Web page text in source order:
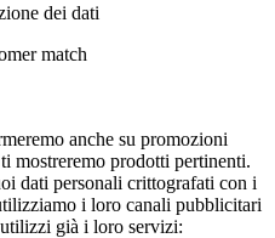
dei dati
match
anche su promozioni
mostreremo prodotti pertinenti.
dati personali crittografati con i
i loro canali pubblicitari
già i loro servizi: